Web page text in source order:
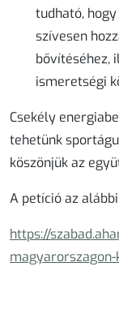
tudható,
szívesen
bővítéséhez,
ismeretségi
Csekély
tehetünk
köszönjük az
A petíció az
https://